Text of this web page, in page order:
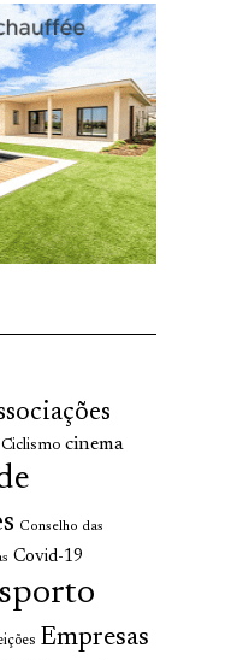
Ciclismo cinema
Conselho das
Covid-19
Empresas